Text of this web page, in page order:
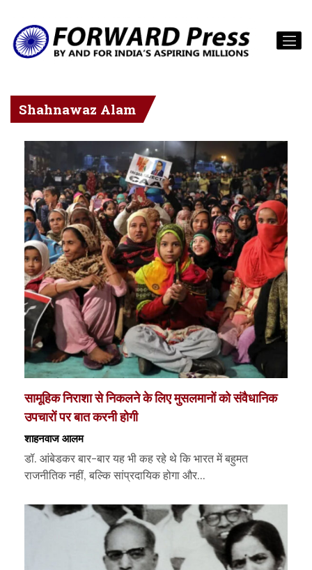
Shahnawaz Alam
सामूहिक निराशा से निकलने के लिए मुसलमानों को संवैधानिक
उपचारों पर बात करनी होगी
शाहनवाज आलम
डॉ. आंबेडकर बार-बार यह भी कह रहे थे कि भारत में बहुमत
राजनीतिक नहीं, बल्कि सांप्रदायिक होगा और...